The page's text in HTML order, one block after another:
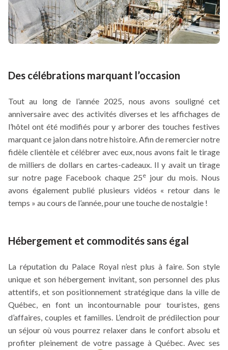
Des célébrations marquant l’occasion
Tout au long de l’année 2025, nous avons souligné cet
anniversaire avec des activités diverses et les affichages de
l’hôtel ont été modifiés pour y arborer des touches festives
marquant ce jalon dans notre histoire. Afin de remercier notre
fidèle clientèle et célébrer avec eux, nous avons fait le tirage
de milliers de dollars en cartes-cadeaux. Il y avait un tirage
sur notre page Facebook chaque 25e jour du mois. Nous
avons également publié plusieurs vidéos « retour dans le
temps » au cours de l’année, pour une touche de nostalgie !
Hébergement et commodités sans égal
La réputation du Palace Royal n’est plus à faire. Son style
unique et son hébergement invitant, son personnel des plus
attentifs, et son positionnement stratégique dans la ville de
Québec, en font un incontournable pour touristes, gens
d’affaires, couples et familles. L’endroit de prédilection pour
un séjour où vous pourrez relaxer dans le confort absolu et
profiter pleinement de votre passage à Québec. Avec ses